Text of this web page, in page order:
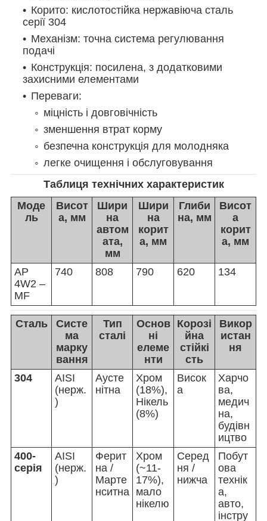
Корито: кислотостійка нержавіюча сталь
серії 304
Механізм: точна система регулювання
подачі
Конструкція: посилена, з додатковими
захисними елементами
Переваги:
міцність і довговічність
зменшення втрат корму
безпечна конструкція для молодняка
легке очищення і обслуговування
Таблиця технічних характеристик
Моде
ль
Висот
а, мм
Шири
на
автом
ата,
мм
Шири
на
корит
а, мм
Глиби
на, мм
Висот
а
корит
а, мм
AP
4W2 –
MF
740 808 790 620 134
Сталь
Систе
ма
марку
вання
Тип
сталі
Основ
ні
елеме
нти
Корозі
йна
стійкі
сть
Викор
истан
ня
304
AISI
(нерж.
)
Аусте
нітна
Хром
(18%),
Нікель
(8%)
Висок
а
Харчо
ва,
медич
на,
будівн
ицтво
400-
серія
AISI
(нерж.
)
Ферит
на /
Марте
нситна
Хром
(~11-
17%),
мало
нікелю
Серед
ня /
нижча
Побут
ова
технік
а,
авто,
інстру